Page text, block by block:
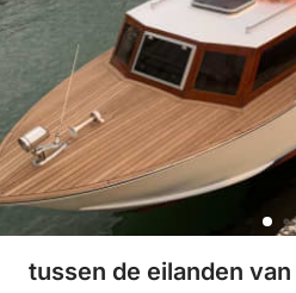
tussen de eilanden